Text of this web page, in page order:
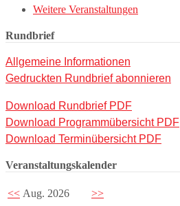
Weitere Veranstaltungen
Rundbrief
Allgemeine Informationen
Gedruckten Rundbrief abonnieren
Download Rundbrief PDF
Download Programmübersicht PDF
Download Terminübersicht PDF
Veranstaltungskalender
<< Aug. 2026
>>